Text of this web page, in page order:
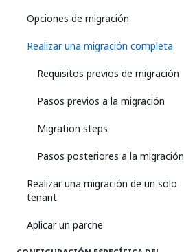
Opciones de migración
Realizar una migración completa
Requisitos previos de migración
Pasos previos a la migración
Migration steps
Pasos posteriores a la migración
Realizar una migración de un solo
tenant
Aplicar un parche